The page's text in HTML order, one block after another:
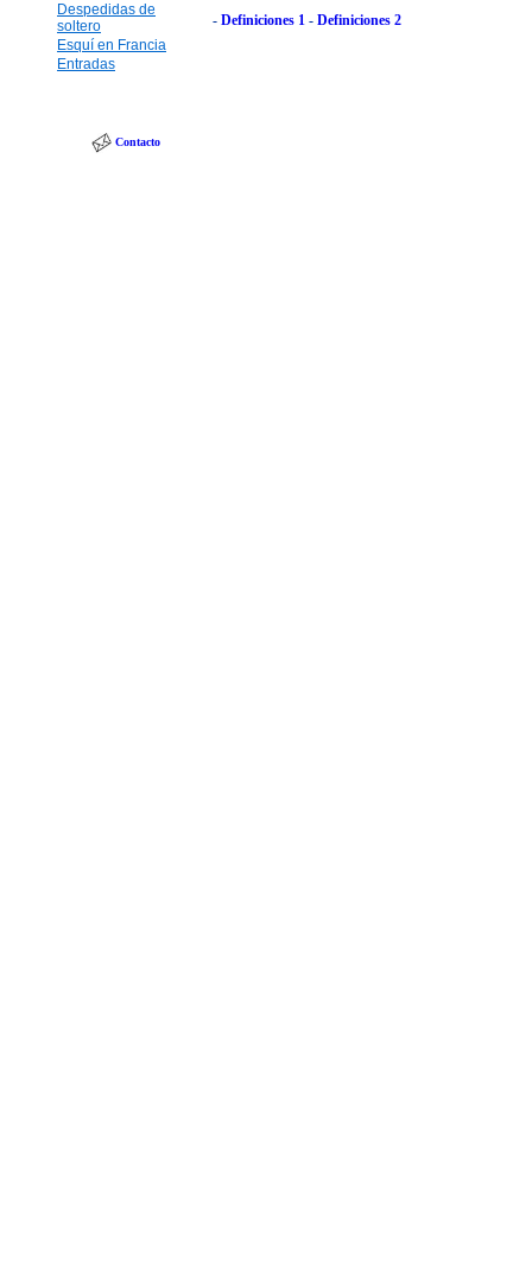
Despedidas de
soltero
Esquí en Francia
Entradas
Contacto
- Definiciones 1 - Definiciones 2